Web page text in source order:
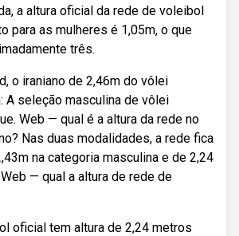
a altura oficial da rede de voleibol
para as mulheres é 1,05m, o que
três.
o iraniano de 2,46m do vôlei
A seleção masculina de vôlei
Web — qual é a altura da rede no
Nas duas modalidades, a rede fica
na categoria masculina e de 2,24
— qual a altura de rede de
oficial tem altura de 2,24 metros